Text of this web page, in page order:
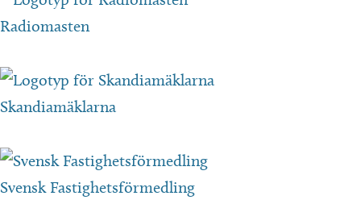
Radiomasten
Skandiamäklarna
Svensk Fastighetsförmedling